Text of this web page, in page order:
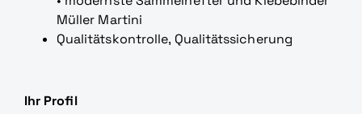
Müller Martini
Qualitätskontrolle, Qualitätssicherung
Ihr Profil